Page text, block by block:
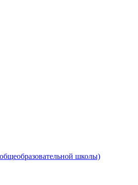
школы)